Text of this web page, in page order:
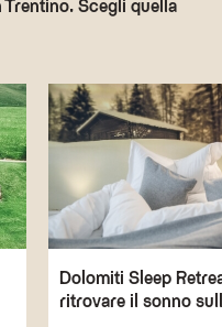
Scegli quella
Dolomiti Sleep
ritrovare il sonno